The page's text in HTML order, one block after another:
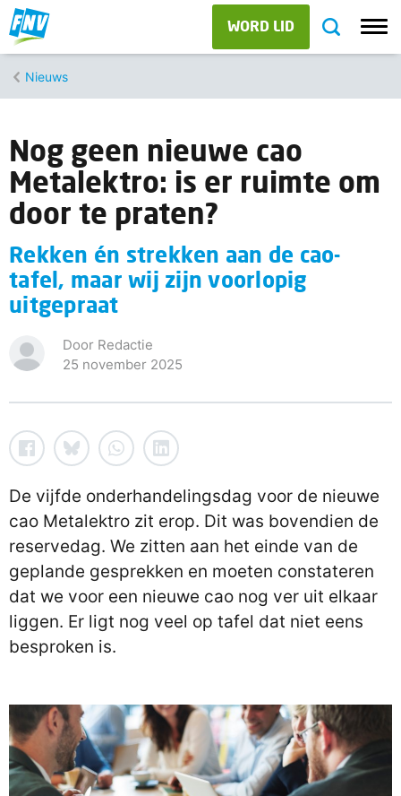
WORD LID
Nieuws
Nog geen nieuwe cao
Metalektro: is er ruimte om
door te praten?
Rekken én strekken aan de cao-
tafel, maar wij zijn voorlopig
uitgepraat
Door Redactie
25 november 2025
De vijfde onderhandelingsdag voor de nieuwe
cao Metalektro zit erop. Dit was bovendien de
reservedag. We zitten aan het einde van de
geplande gesprekken en moeten constateren
dat we voor een nieuwe cao nog ver uit elkaar
liggen. Er ligt nog veel op tafel dat niet eens
besproken is.